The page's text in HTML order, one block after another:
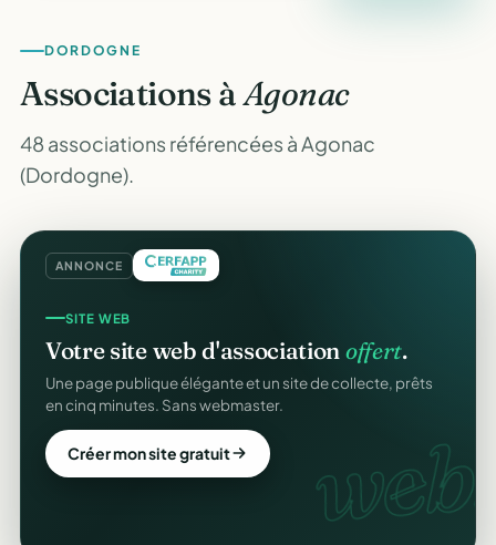
DORDOGNE
Associations àAgonac
48 associations référencées à Agonac
(Dordogne).
ANNONCE
web.
SITE WEB
Votre site web d'association offert.
Une page publique élégante et un site de collecte, prêts
en cinq minutes. Sans webmaster.
Créer mon site gratuit